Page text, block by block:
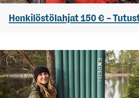
Henkilöstölahjat 150 € –